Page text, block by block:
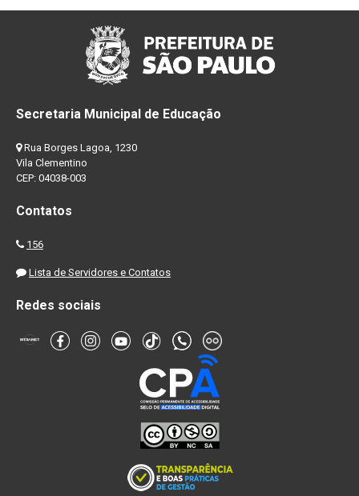
Secretaria Municipal de Educação
Rua Borges Lagoa, 1230
Vila Clementino
CEP: 04038-003
Contatos
156
Lista de Servidores e Contatos
Redes sociais